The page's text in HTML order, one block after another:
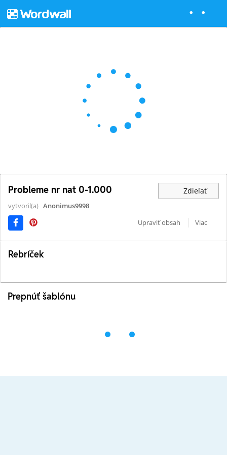
Probleme nr nat 0-1.000 Zdieľať
vytvoril(a) Anonimus9998
Upraviť obsah
Viac
Rebríček
Prepnúť šablónu